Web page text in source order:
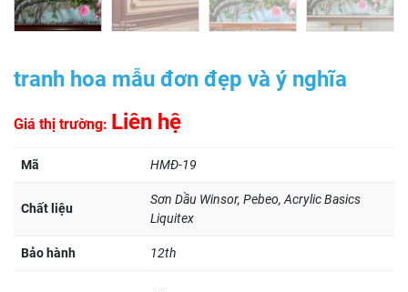
tranh hoa mẫu đơn đẹp và ý nghĩa
Giá thị trường: Liên hệ
Mã HMĐ-19
Chất liệu
Sơn Dầu Winsor, Pebeo, Acrylic Basics
Liquitex
Bảo hành 12th